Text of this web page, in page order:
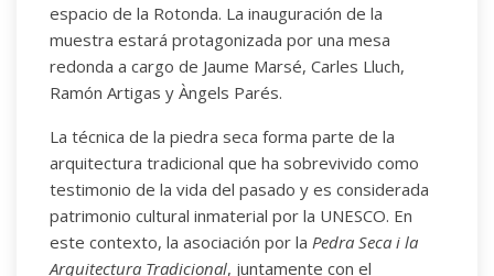
espacio de la Rotonda. La inauguración de la
muestra estará protagonizada por una mesa
redonda a cargo de Jaume Marsé, Carles Lluch,
Ramón Artigas y Àngels Parés.
La técnica de la piedra seca forma parte de la
arquitectura tradicional que ha sobrevivido como
testimonio de la vida del pasado y es considerada
patrimonio cultural inmaterial por la UNESCO. En
este contexto, la asociación por la Pedra Seca i la
Arquitectura Tradicional, juntamente con el